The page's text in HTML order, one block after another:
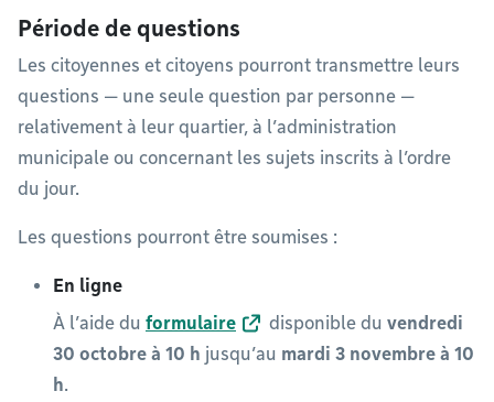
Période de questions
Les citoyennes et citoyens pourront transmettre leurs
questions — une seule question par personne —
relativement à leur quartier, à l’administration
municipale ou concernant les sujets inscrits à l’ordre
du jour.
Les questions pourront être soumises :
En ligne
À l’aide du formulaire disponible du vendredi
30 octobre à 10 h jusqu’au mardi 3 novembre à 10
h.